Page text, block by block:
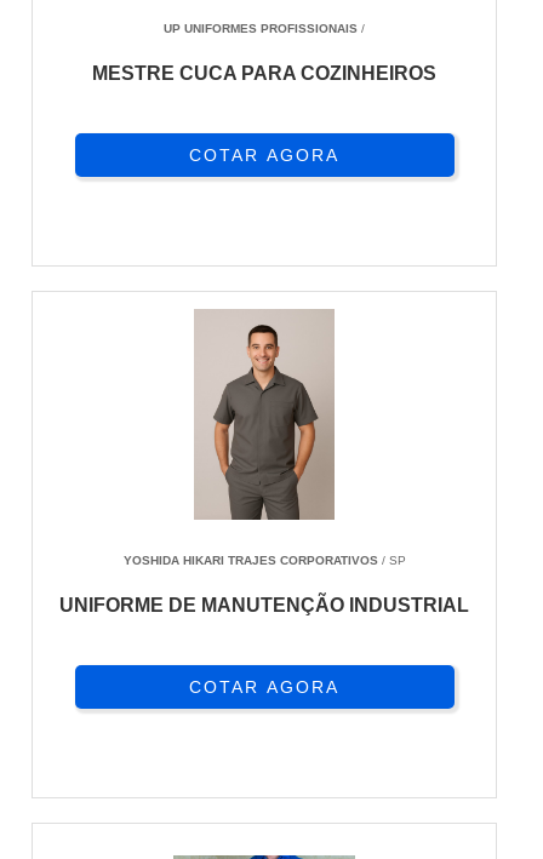
UP UNIFORMES PROFISSIONAIS /
MESTRE CUCA PARA COZINHEIROS
COTAR AGORA
YOSHIDA HIKARI TRAJES CORPORATIVOS/ SP
UNIFORME DE MANUTENÇÃO INDUSTRIAL
COTAR AGORA